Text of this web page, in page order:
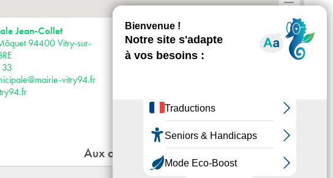
-
Jean-Collet
94400 Vitry-sur-
vitry94.fr
Horaires : Mardi, jeudi, vendredi, samedi et
dimanche de 13h30 à 18h Mercredi de 10h
à 12h et de 13h30 à 18h
· Tram 9
· Bus 180
Aux alentours